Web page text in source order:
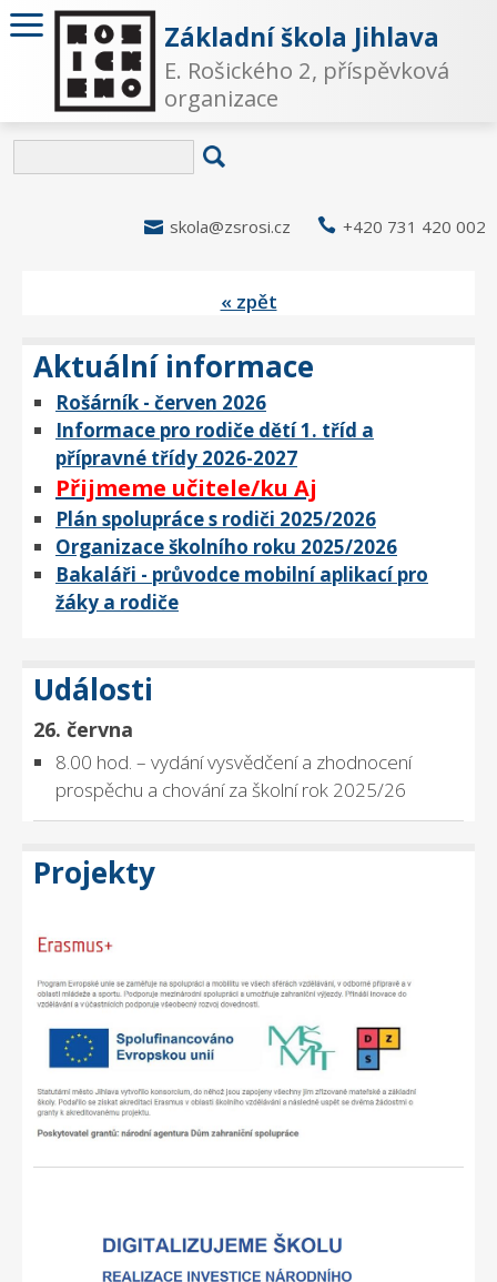
Základní škola Jihlava
E. Rošického 2, příspěvková
organizace
 skola@zsrosi.cz  +420 731 420 002
« zpět
Aktuální informace
Rošárník - červen 2026
Informace pro rodiče dětí 1. tříd a
přípravné třídy 2026-2027
Přijmeme učitele/ku Aj
Plán spolupráce s rodiči 2025/2026
Organizace školního roku 2025/2026
Bakaláři - průvodce mobilní aplikací pro
žáky a rodiče
Události
26. června
8.00 hod. – vydání vysvědčení a zhodnocení
prospěchu a chování za školní rok 2025/26
Projekty